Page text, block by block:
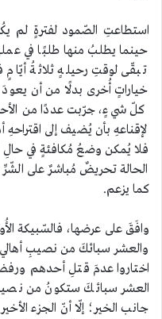
استطاعتِ الصّمود لفترةٍ لم
حينما يطلبُ منها طلبًا في
تبقّى لوقتِ رحيلهٍ ثلاثةُ
خياراتٍ أُخرى بدلًا من أن
كلّ شيءٍ، جرّبت عددًا من
لإقناعهِ بأن يُضيف إلى اقتراحهِ
فلا يُمكن وضعُ مُكافئةٍ في حالِ
الحالة تحريضٌ مُباشرٌ على
كما يزعم.
وافَقَ على عرضها، فالسّبيكة
والعشر سبائكَ من نصيبِ
اختاروا عدمَ قتلِ أحدهم
العشر سبائكَ ستكونُ من
جانب الخير؛ إلّا أنّ الجزء